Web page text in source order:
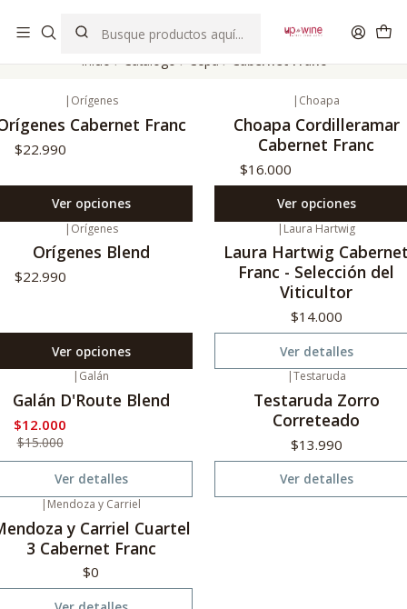
Inicio Catálogo Cepa Cabernet Franc
| Orígenes
Cabernet Franc
$22.990
Ver opciones
| Choapa
Choapa Cordilleramar
Cabernet Franc
$16.000
Ver opciones
| Orígenes
Orígenes Blend
$22.990
Ver opciones
| Laura Hartwig
Laura Hartwig
Franc - Selección del
Viticultor
$14.000
Ver detalles
disponible
| Galán
Galán D'Route Blend
$12.000
$15.000
Ver detalles
|Testaruda
Testaruda Zorro
Correteado
$13.990
Ver detalles
disponible
| Mendoza y Carriel
y Carriel Cuartel
3 Cabernet Franc
$0